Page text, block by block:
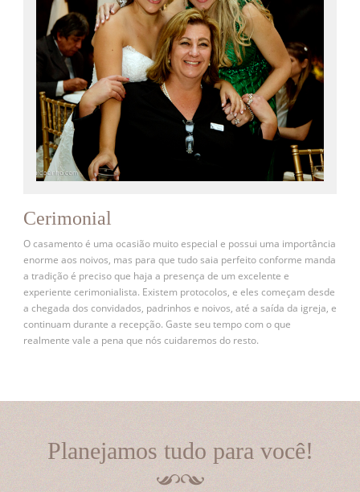
Cerimonial
O casamento é uma ocasião muito especial e possui uma importância
enorme aos noivos, mas para que tudo saia perfeito conforme manda
a tradição é preciso que haja a presença de um excelente e
experiente cerimonialista. Existem protocolos, e eles começam desde
a chegada dos convidados, padrinhos e noivos, até a saída da igreja, e
continuam durante a recepção. Gaste seu tempo com o que
realmente vale a pena que nós cuidaremos do resto.
Planejamos tudo para você!